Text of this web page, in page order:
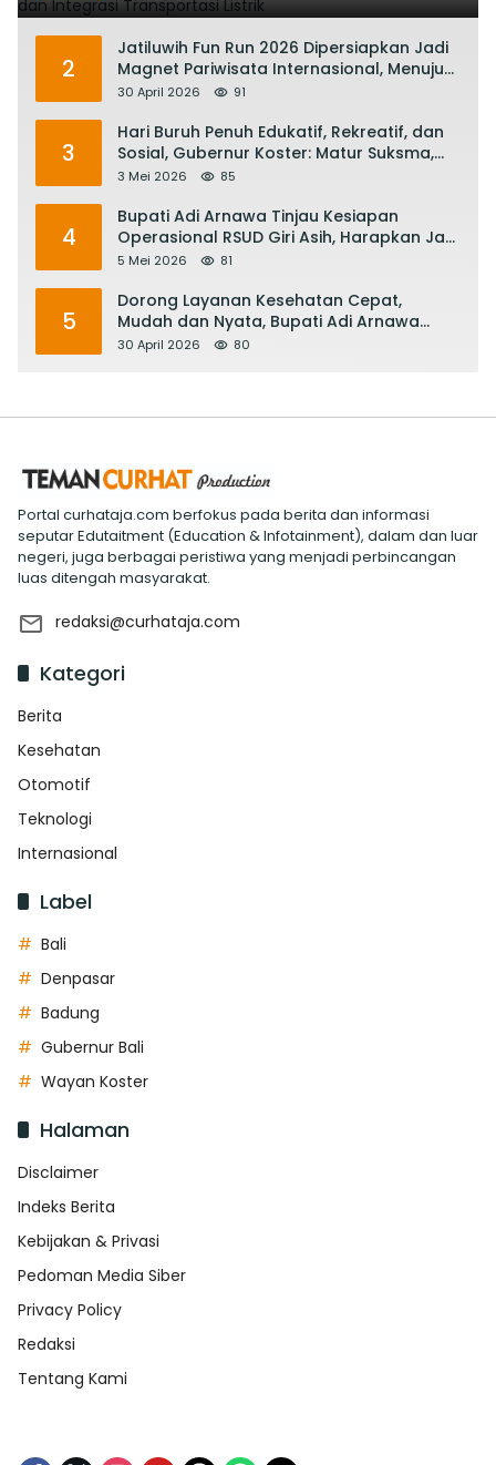
2
Jatiluwih Fun Run 2026 Dipersiapkan Jadi
Magnet Pariwisata Internasional, Menuju
Satu Abad Pariwisata Bali
30 April 2026 91
3
Hari Buruh Penuh Edukatif, Rekreatif, dan
Sosial, Gubernur Koster: Matur Suksma,
Keringat Pekerja Mesin Ekonomi Bali
3 Mei 2026 85
4
Bupati Adi Arnawa Tinjau Kesiapan
Operasional RSUD Giri Asih, Harapkan Jadi
RS Rujukan Terbaik
5 Mei 2026 81
5
Dorong Layanan Kesehatan Cepat,
Mudah dan Nyata, Bupati Adi Arnawa
Evaluasi ‘Mantap Nak Badung’
30 April 2026 80
Portal curhataja.com berfokus pada berita dan informasi
seputar Edutaitment (Education & Infotainment), dalam dan luar
negeri, juga berbagai peristiwa yang menjadi perbincangan
luas ditengah masyarakat.
redaksi@curhataja.com
Kategori
Berita
Kesehatan
Otomotif
Teknologi
Internasional
Label
Bali
Denpasar
Badung
Gubernur Bali
Wayan Koster
Halaman
Disclaimer
Indeks Berita
Kebijakan & Privasi
Pedoman Media Siber
Privacy Policy
Redaksi
Tentang Kami